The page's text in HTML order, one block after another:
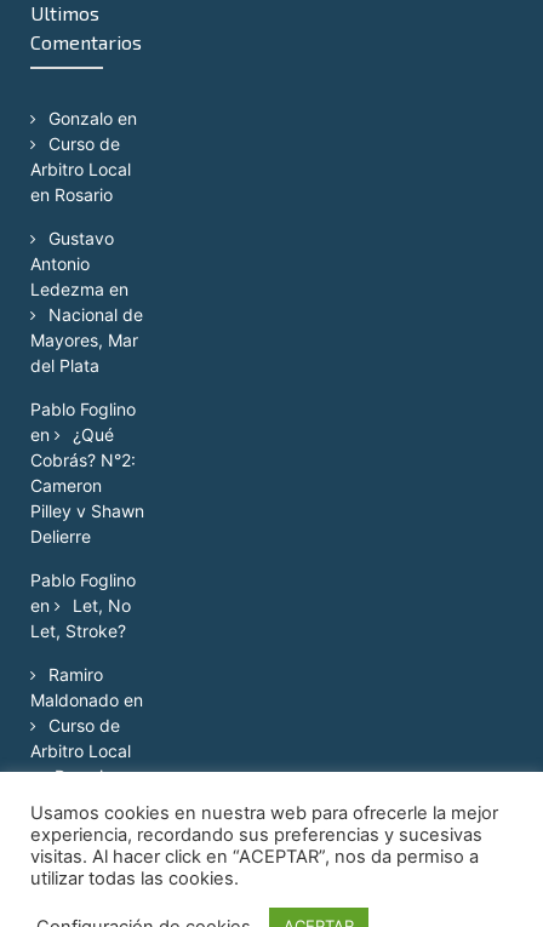
Ultimos
Comentarios
Gonzalo en
Curso de
Arbitro Local
en Rosario
Gustavo
Antonio
Ledezma en
Nacional de
Mayores, Mar
del Plata
Pablo Foglino
en
¿Qué
Cobrás? N°2:
Cameron
Pilley v Shawn
Delierre
Pablo Foglino
en
Let, No
Let, Stroke?
Ramiro
Maldonado en
Curso de
Arbitro Local
en Rosario
© 2017.
Usamos cookies en nuestra web para ofrecerle la mejor
experiencia, recordando sus preferencias y sucesivas
visitas. Al hacer click en “ACEPTAR”, nos da permiso a
utilizar todas las cookies.